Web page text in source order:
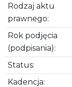
Rodzaj aktu
prawnego:
Rok podjęcia
(podpisania):
Status:
Kadencja: